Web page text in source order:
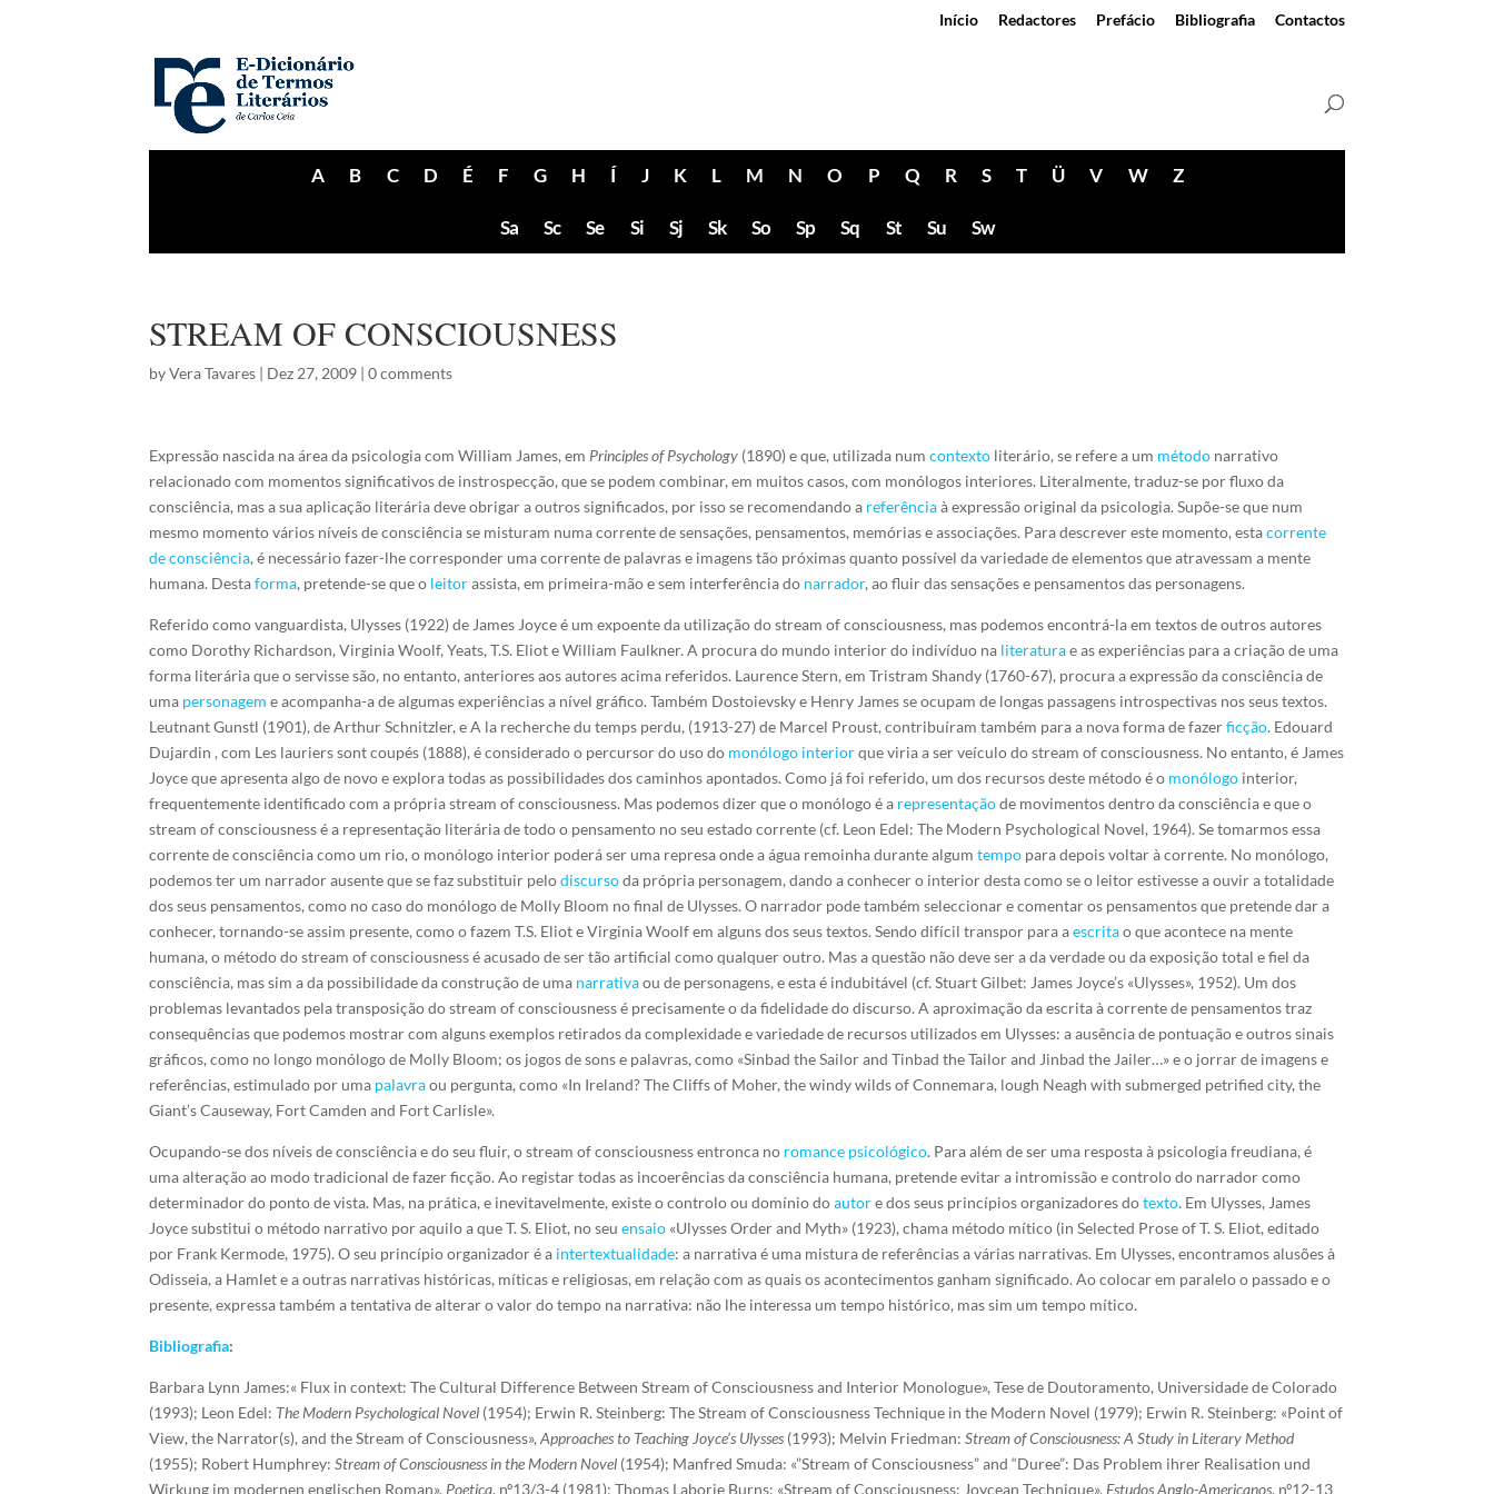
Início Redactores Prefácio Bibliografia Contactos
A B C D É F G H Í J K L M N O P Q R S T Ü V W Z
Sa Sc Se Si Sj Sk So Sp Sq St Su Sw
STREAM OF CONSCIOUSNESS
byVera Tavares | Dez 27, 2009 |0 comments
Expressão nascida na área da psicologia com William James, em Principles of Psychology (1890) e que, utilizada numcontexto literário, se refere a um método narrativo
relacionado com momentos significativos de instrospecção, que se podem combinar, em muitos casos, com monólogos interiores. Literalmente, traduz-se por fluxo da
consciência, mas a sua aplicação literária deve obrigar a outros significados, por isso se recomendando a referênciaà expressão original da psicologia. Supõe-se que num
mesmo momento vários níveis de consciência se misturam numa corrente de sensações, pensamentos, memórias e associações. Para descrever este momento, estacorrente
de consciência, é necessário fazer-lhe corresponder uma corrente de palavras e imagens tão próximas quanto possível da variedade de elementos que atravessam a mente
humana. Destaforma, pretende-se que o leitorassista, em primeira-mão e sem interferência do narrador, ao fluir das sensações e pensamentos das personagens.
Referido como vanguardista, Ulysses (1922) de James Joyce é um expoente da utilização do stream of consciousness, mas podemos encontrá-la em textos de outros autores
como Dorothy Richardson, Virginia Woolf, Yeats, T.S. Eliot e William Faulkner. A procura do mundo interior do indivíduo na literaturae as experiências para a criação de uma
forma literária que o servisse são, no entanto, anteriores aos autores acima referidos. Laurence Stern, em Tristram Shandy (1760-67), procura a expressão da consciência de
uma personagem e acompanha-a de algumas experiências a nível gráfico. Também Dostoievsky e Henry James se ocupam de longas passagens introspectivas nos seus textos.
Leutnant Gunstl (1901), de Arthur Schnitzler, e A la recherche du temps perdu, (1913-27) de Marcel Proust, contribuíram também para a nova forma de fazerficção. Edouard
Dujardin , com Les lauriers sont coupés (1888), é considerado o percursor do uso do monólogo interiorque viria a ser veículo do stream of consciousness. No entanto, é James
Joyce que apresenta algo de novo e explora todas as possibilidades dos caminhos apontados. Como já foi referido, um dos recursos deste método é o monólogo interior,
frequentemente identificado com a própria stream of consciousness. Mas podemos dizer que o monólogo é a representaçãode movimentos dentro da consciência e que o
stream of consciousness é a representação literária de todo o pensamento no seu estado corrente (cf. Leon Edel: The Modern Psychological Novel, 1964). Se tomarmos essa
corrente de consciência como um rio, o monólogo interior poderá ser uma represa onde a água remoinha durante algumtempo para depois voltar à corrente. No monólogo,
podemos ter um narrador ausente que se faz substituir pelodiscursoda própria personagem, dando a conhecer o interior desta como se o leitor estivesse a ouvir a totalidade
dos seus pensamentos, como no caso do monólogo de Molly Bloom no final de Ulysses. O narrador pode também seleccionar e comentar os pensamentos que pretende dar a
conhecer, tornando-se assim presente, como o fazem T.S. Eliot e Virginia Woolf em alguns dos seus textos. Sendo difícil transpor para aescritao que acontece na mente
humana, o método do stream of consciousness é acusado de ser tão artificial como qualquer outro. Mas a questão não deve ser a da verdade ou da exposição total e fiel da
consciência, mas sim a da possibilidade da construção de uma narrativaou de personagens, e esta é indubitável (cf. Stuart Gilbet: James Joyce’s «Ulysses», 1952). Um dos
problemas levantados pela transposição do stream of consciousness é precisamente o da fidelidade do discurso. A aproximação da escrita à corrente de pensamentos traz
consequências que podemos mostrar com alguns exemplos retirados da complexidade e variedade de recursos utilizados em Ulysses: a ausência de pontuação e outros sinais
gráficos, como no longo monólogo de Molly Bloom; os jogos de sons e palavras, como «Sinbad the Sailor and Tinbad the Tailor and Jinbad the Jailer…» e o jorrar de imagens e
referências, estimulado por uma palavraou pergunta, como «In Ireland? The Cliffs of Moher, the windy wilds of Connemara, lough Neagh with submerged petrified city, the
Giant’s Causeway, Fort Camden and Fort Carlisle».
Ocupando-se dos níveis de consciência e do seu fluir, o stream of consciousness entronca no romance psicológico. Para além de ser uma resposta à psicologia freudiana, é
uma alteração ao modo tradicional de fazer ficção. Ao registar todas as incoerências da consciência humana, pretende evitar a intromissão e controlo do narrador como
determinador do ponto de vista. Mas, na prática, e inevitavelmente, existe o controlo ou domínio doautore dos seus princípios organizadores dotexto. Em Ulysses, James
Joyce substitui o método narrativo por aquilo a que T. S. Eliot, no seuensaio «Ulysses Order and Myth» (1923), chama método mítico (in Selected Prose of T. S. Eliot, editado
por Frank Kermode, 1975). O seu princípio organizador é a intertextualidade: a narrativa é uma mistura de referências a várias narrativas. Em Ulysses, encontramos alusões à
Odisseia, a Hamlet e a outras narrativas históricas, míticas e religiosas, em relação com as quais os acontecimentos ganham significado. Ao colocar em paralelo o passado e o
presente, expressa também a tentativa de alterar o valor do tempo na narrativa: não lhe interessa um tempo histórico, mas sim um tempo mítico.
Bibliografia:
Barbara Lynn James:« Flux in context: The Cultural Difference Between Stream of Consciousness and Interior Monologue», Tese de Doutoramento, Universidade de Colorado
(1993); Leon Edel: The Modern Psychological Novel (1954); Erwin R. Steinberg: The Stream of Consciousness Technique in the Modern Novel (1979); Erwin R. Steinberg: «Point of
View, the Narrator(s), and the Stream of Consciousness»,Approaches to Teaching Joyce’s Ulysses (1993); Melvin Friedman:Stream of Consciousness: A Study in Literary Method
(1955); Robert Humphrey:Stream of Consciousness in the Modern Novel (1954); Manfred Smuda: «”Stream of Consciousness” and “Duree”: Das Problem ihrer Realisation und
Wirkung im modernen englischen Roman», Poetica, nº13/3-4 (1981); Thomas Laborie Burns: «Stream of Consciousness: Joycean Technique», Estudos Anglo-Americanos, nº12-13